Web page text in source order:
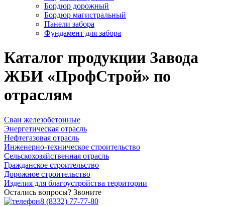
Бордюр дорожный
Бордюр магистральный
Панели забора
Фундамент для забора
Каталог продукции Завода
ЖБИ «ПрофСтрой» по
отраслям
Сваи железобетонные
Энергетическая отрасль
Нефтегазовая отрасль
Инженерно-техническое строительство
Сельскохозяйственная отрасль
Гражданское строительство
Дорожное строительство
Изделия для благоустройства территории
Остались вопросы? Звоните
8 (8332) 77-77-80